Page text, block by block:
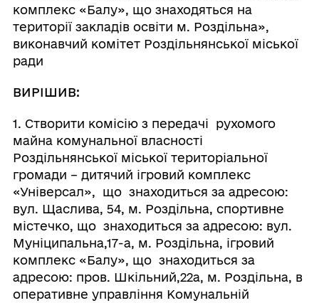
комплекс «Балу», що знаходяться на
території закладів освіти м. Роздільна»,
виконавчий комітет Роздільнянської міської
ради
ВИРІШИВ:
1. Створити комісію з передачі рухомого
майна комунальної власності
Роздільнянської міської територіальної
громади – дитячий ігровий комплекс
«Універсал», що знаходиться за адресою:
вул. Щаслива, 54, м. Роздільна, спортивне
містечко, що знаходиться за адресою: вул.
Муніципальна,17-а, м. Роздільна, ігровий
комплекс «Балу», що знаходиться за
адресою: пров. Шкільний,22а, м. Роздільна, в
оперативне управління Комунальній